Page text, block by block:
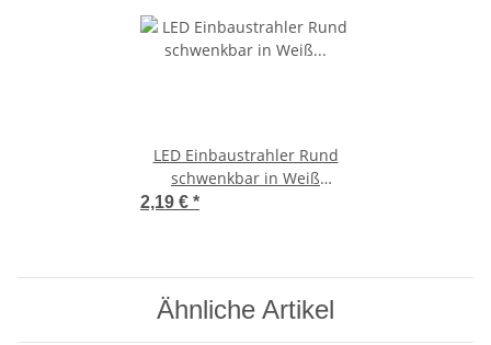
LED Einbaustrahler Rund
schwenkbar in Weiß
2,19 € *
Ähnliche Artikel